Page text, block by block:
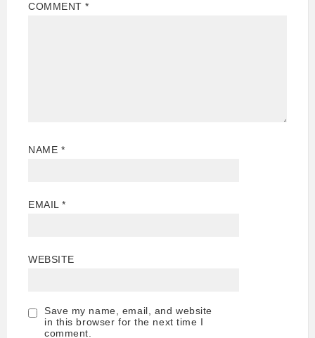
COMMENT*
NAME *
EMAIL*
WEBSITE
Save my name, email, and website
in this browser for the next time I
comment.